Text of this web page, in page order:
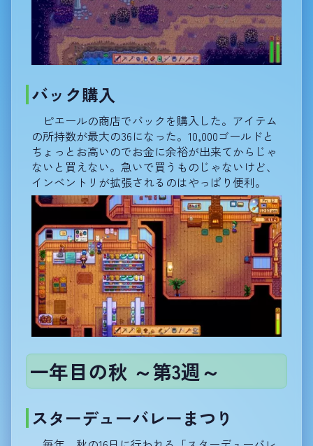
バック購入
ピエールの商店でバックを購入した。アイテム
の所持数が最大の36になった。10,000ゴールドと
ちょっとお高いのでお金に余裕が出来てからじゃ
ないと買えない。急いで買うものじゃないけど、
インベントリが拡張されるのはやっぱり便利。
一年目の秋 ～第3週～
スターデューバレーまつり